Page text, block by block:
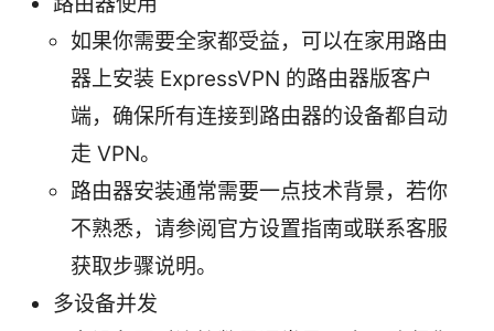
如果你需要全家都受益，可以在家用路由
器上安装 ExpressVPN 的路由器版客户
端，确保所有连接到路由器的设备都自动
走 VPN。
路由器安装通常需要一点技术背景，若你
不熟悉，请参阅官方设置指南或联系客服
获取步骤说明。
多设备并发